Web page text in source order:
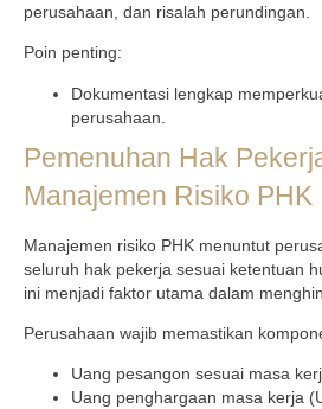
perusahaan, dan risalah perundingan.
Poin penting:
Dokumentasi lengkap
perusahaan.
Pemenuhan Hak
Manajemen Risiko PHK
Manajemen risiko PHK menuntut
seluruh hak pekerja sesuai ketentuan
ini menjadi faktor utama dalam
Perusahaan wajib memastikan
Uang pesangon sesuai masa
Uang penghargaan masa kerja